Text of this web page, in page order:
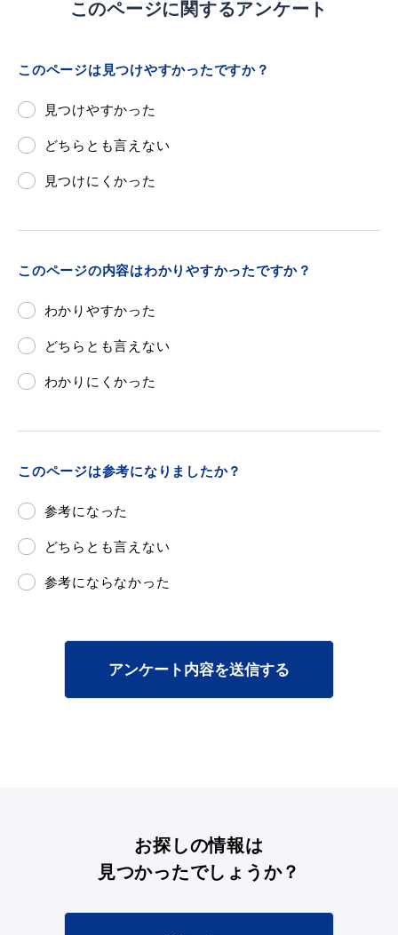
気象情報リンク集
窓口案内
ダウンロード
電子申請
このページに関するアンケート
このページは見つけやすかったですか？
見つけやすかった
どちらとも言えない
見つけにくかった
このページの内容はわかりやすかったですか？
わかりやすかった
どちらとも言えない
わかりにくかった
このページは参考になりましたか？
参考になった
どちらとも言えない
参考にならなかった
アンケート内容を送信する
お探しの情報は
見つかったでしょうか？